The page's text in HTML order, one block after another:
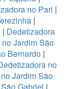
no Pari |
|
| Dedetizadora
Jardim São
Bernardo|
no
Jardim São
Gabriel |